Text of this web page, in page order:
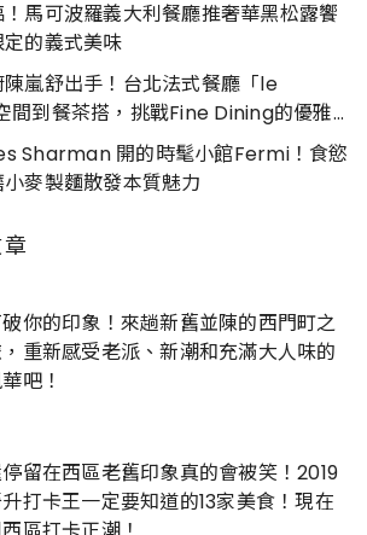
馬可波羅義大利餐廳推奢華黑松露饗
的義式美味
嵐舒出手！台北法式餐廳「le
到餐茶搭，挑戰Fine Dining的優雅
Sharman 開的時髦小館Fermi！食慾
麥製麵散發本質魅力
你的印象！來趟新舊並陳的西門町之
重新感受老派、新潮和充滿大人味的
吧！
留在西區老舊印象真的會被笑！2019
打卡王一定要知道的13家美食！現在